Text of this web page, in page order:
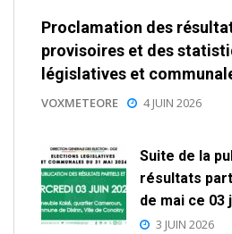
Proclamation des
provisoires et des
législatives et
VOXMETEORE 4 JUIN 2026
Suite de la
résultats
de mai ce 03
3 JUIN 2026